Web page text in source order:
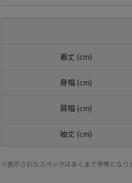
着丈 (cm)
身幅 (cm)
肩幅 (cm)
袖丈 (cm)
※表示されたスペックはあくまで参考となり